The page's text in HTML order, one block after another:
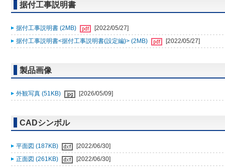
据付工事説明書
据付工事説明書 (2MB)
[2022/05/27]
据付工事説明書<据付工事説明書(設定編)> (2MB)
[2022/05/27]
製品画像
外観写真 (51KB) [2026/05/09]
CADシンボル
平面図 (187KB)
[2022/06/30]
正面図 (261KB)
[2022/06/30]